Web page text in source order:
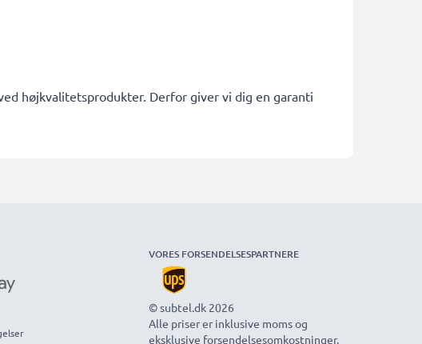
højkvalitetsprodukter. Derfor giver vi dig en garanti
VORES FORSENDELSESPARTNERE
© subtel.dk 2026
Alle priser er inklusive moms og
eksklusive forsendelsesomkostninger.